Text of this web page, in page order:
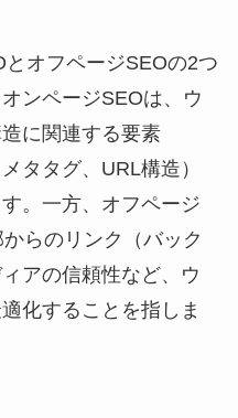
オフページSEOの2つ
ンページSEOは、ウ
に関連する要素
タタグ、URL構造）
。一方、オフページ
らのリンク（バック
アの信頼性など、ウ
化することを指しま